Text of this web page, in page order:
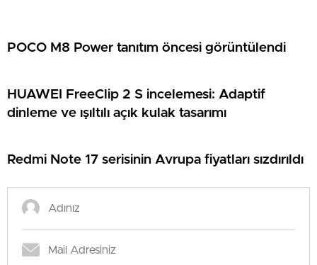
POCO M8 Power tanıtım öncesi görüntülendi
HUAWEI FreeClip 2 S incelemesi: Adaptif
dinleme ve ışıltılı açık kulak tasarımı
Redmi Note 17 serisinin Avrupa fiyatları sızdırıldı